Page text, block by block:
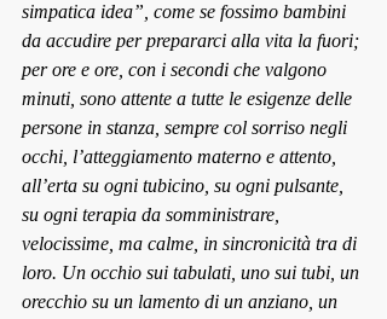
simpatica idea”, come se fossimo bambini
da accudire per prepararci alla vita la fuori;
per ore e ore, con i secondi che valgono
minuti, sono attente a tutte le esigenze delle
persone in stanza, sempre col sorriso negli
occhi, l’atteggiamento materno e attento,
all’erta su ogni tubicino, su ogni pulsante,
su ogni terapia da somministrare,
velocissime, ma calme, in sincronicità tra di
loro. Un occhio sui tabulati, uno sui tubi, un
orecchio su un lamento di un anziano, un